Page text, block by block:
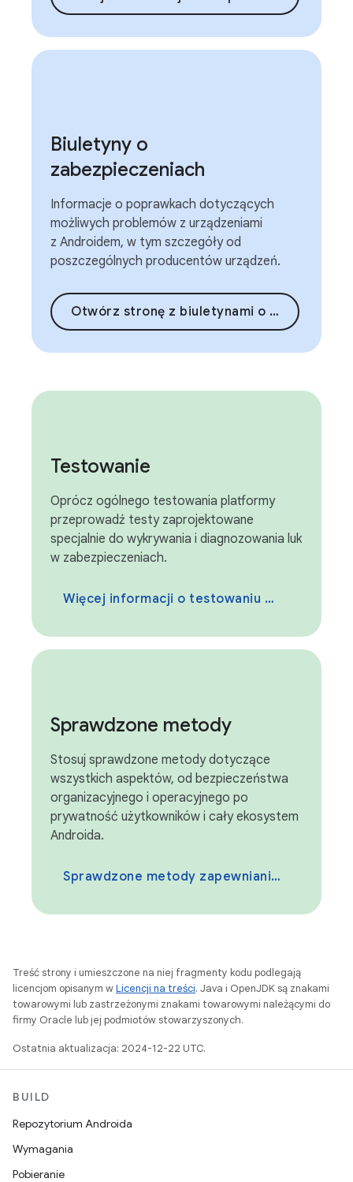
Biuletyny o
zabezpieczeniach
Informacje o poprawkach dotyczących
możliwych problemów z urządzeniami
z Androidem, w tym szczegóły od
poszczególnych producentów urządzeń.
Otwórz stronę z biuletynami o zabezpieczeniach
Testowanie
Oprócz ogólnego testowania platformy
przeprowadź testy zaprojektowane
specjalnie do wykrywania i diagnozowania luk
w zabezpieczeniach.
Więcej informacji o testowaniu bezpieczeństwa
Sprawdzone metody
Stosuj sprawdzone metody dotyczące
wszystkich aspektów, od bezpieczeństwa
organizacyjnego i operacyjnego po
prywatność użytkowników i cały ekosystem
Androida.
Sprawdzone metody zapewniania bezpieczeństwa
Treść strony i umieszczone na niej fragmenty kodu podlegają
licencjom opisanym wLicencji na treści. Java i OpenJDK są znakami
towarowymi lub zastrzeżonymi znakami towarowymi należącymi do
firmy Oracle lub jej podmiotów stowarzyszonych.
Ostatnia aktualizacja: 2024-12-22 UTC.
BUILD
Repozytorium Androida
Wymagania
Pobieranie